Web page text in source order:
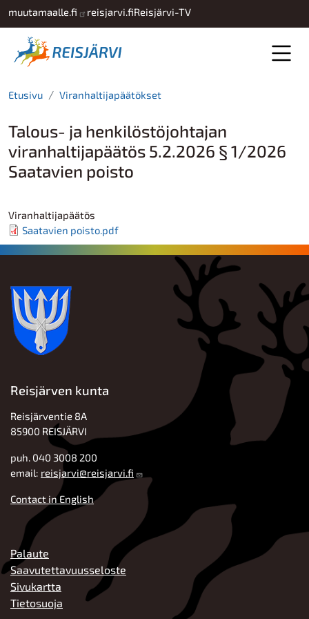
Hyppää pääsisältöön
muutamaalle.fi reisjarvi.fiReisjärvi-TV
Etusivu Viranhaltijapäätökset
Talous- ja henkilöstöjohtajan
viranhaltijapäätös 5.2.2026 § 1/2026
Saatavien poisto
Viranhaltijapäätös
Saatavien poisto.pdf
Reisjärven kunta
Reisjärventie 8A
85900 REISJÄRVI
puh. 040 3008 200
email: reisjarvi@reisjarvi.fi
Contact in English
ALATUNNISTE
Palaute
Saavutettavuusseloste
Sivukartta
Tietosuoja